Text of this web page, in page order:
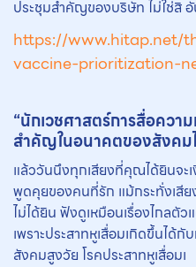
ประชุมสำคัญของบริษัท ไม่ใช่สิ
https://www.hitap.net/
vaccine-prioritization-
“นักเวชศาสตร์การสื่อคว
สำคัญในอนาคตของสังคม
แล้ววันนึงทุกเสียงที่คุณได้ยินจะ
พูดคุยของคนที่รัก แม้กระทั่งเ
ไม่ได้ยิน ฟังดูเหมือนเรื่องไกลตั
เพราะประสาทหูเสื่อมเกิดขึ้นได้กั
สังคมสูงวัย โรคประสาทหูเสื่อมเ